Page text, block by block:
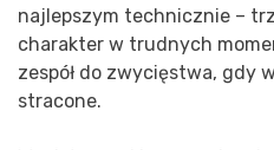
najlepszym technicznie –
charakter w trudnych
zespół do zwycięstwa, gdy
stracone.